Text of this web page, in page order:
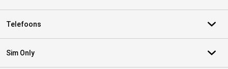
Telefoons
Sim Only